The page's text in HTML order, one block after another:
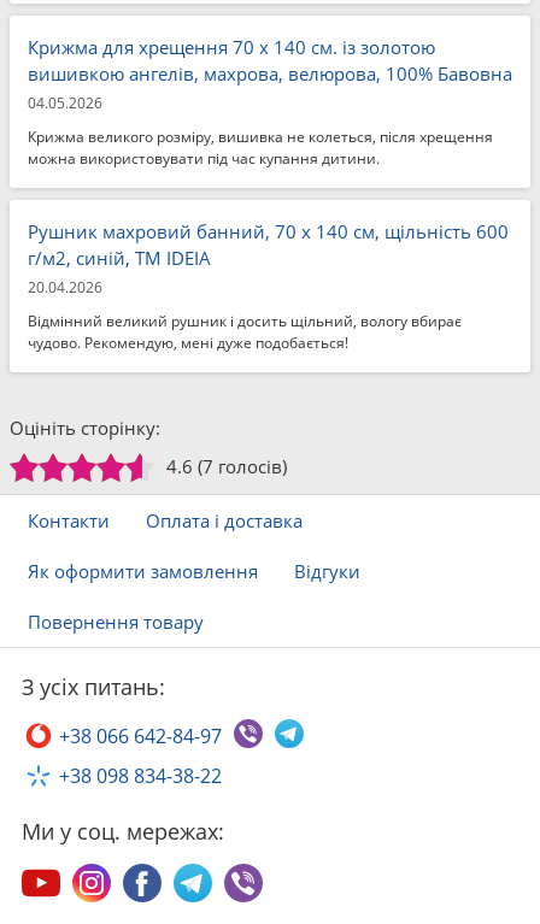
Крижма для хрещення 70 x 140 см. із золотою
вишивкою ангелів, махрова, велюрова, 100% Бавовна
04.05.2026
Крижма великого розміру, вишивка не колеться, після хрещення
можна використовувати під час купання дитини.
Рушник махровий банний, 70 x 140 см, щільність 600
г/м2, синій, ТМ IDEIA
20.04.2026
Відмінний великий рушник і досить щільний, вологу вбирає
чудово. Рекомендую, мені дуже подобається!
Оцініть сторінку:
4.6 (7 голосів)
Контакти Оплата і доставка
Як оформити замовлення Відгуки
Повернення товару
З усіх питань:
+38 066 642-84-97
+38 098 834-38-22
Ми у соц. мережах: